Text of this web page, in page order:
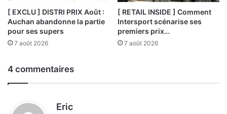
[ EXCLU ] DISTRI PRIX Août :
Auchan abandonne la partie
pour ses supers
7 août 2026
[ RETAIL INSIDE ] Comment
Intersport scénarise ses
premiers prix…
7 août 2026
4 commentaires
Eric